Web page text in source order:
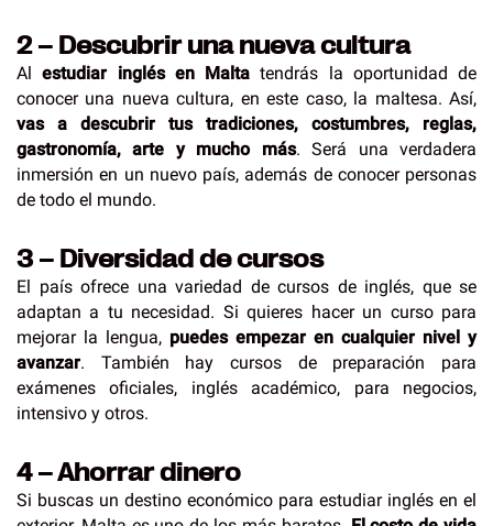
2 – Descubrir una nueva cultura
Alestudiar inglés en Malta tendrás la oportunidad de
conocer una nueva cultura, en este caso, la maltesa. Así,
vas a descubrir tus tradiciones, costumbres, reglas,
gastronomía, arte y mucho más. Será una verdadera
inmersión en un nuevo país, además de conocer personas
de todo el mundo.
3 – Diversidad de cursos
El país ofrece una variedad de cursos de inglés, que se
adaptan a tu necesidad. Si quieres hacer un curso para
mejorar la lengua, puedes empezar en cualquier nivel y
avanzar. También hay cursos de preparación para
exámenes oficiales, inglés académico, para negocios,
intensivo y otros.
4 – Ahorrar dinero
Si buscas un destino económico para estudiar inglés en el